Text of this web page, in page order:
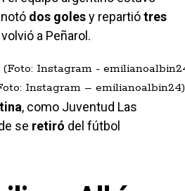
dos golesy repartiótres
a Peñarol.
Instagram – emilianoalbin24)
, como Juventud Las
se retiró del fútbol